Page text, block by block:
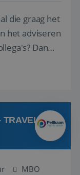
die graag het
het adviseren
Dan
zoeken
TRAVEL
MBO